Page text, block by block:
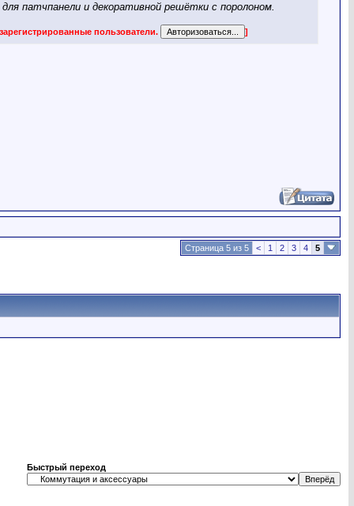
патчпанели и декоративной решётки с поролоном.
пользователи. ]
Страница 5 из 5 < 1 2 3 4 5
Быстрый переход